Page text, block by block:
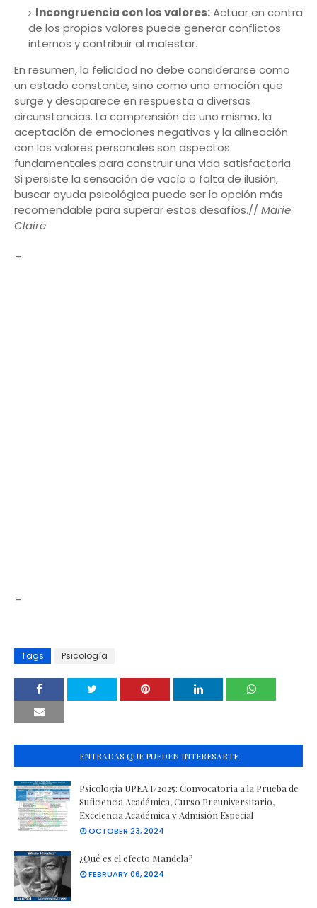
Incongruencia con los valores:Actuar en contra
de los propios valores puede generar conflictos
internos y contribuir al malestar.
En resumen, la felicidad no debe considerarse como
un estado constante, sino como una emoción que
surge y desaparece en respuesta a diversas
circunstancias. La comprensión de uno mismo, la
aceptación de emociones negativas y la alineación
con los valores personales son aspectos
fundamentales para construir una vida satisfactoria.
Si persiste la sensación de vacío o falta de ilusión,
buscar ayuda psicológica puede ser la opción más
recomendable para superar estos desafíos.// Marie
Claire
Tags Psicología
ENTRADAS QUE PUEDEN INTERESARTE
Psicología UPEA I/2025: Convocatoria a la Prueba de
Suficiencia Académica, Curso Preuniversitario,
Excelencia Académica y Admisión Especial
OCTOBER 23, 2024
¿Qué es el efecto Mandela?
FEBRUARY 06, 2024